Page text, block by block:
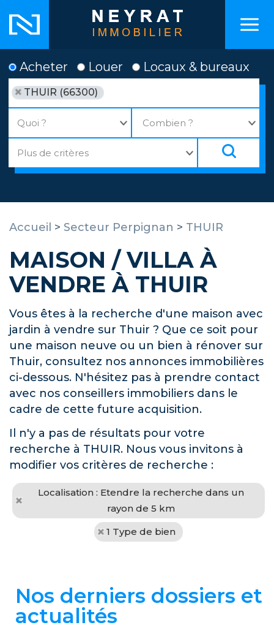
Acheter Louer Locaux & bureaux
THUIR (66300)
Accueil > Secteur Perpignan > THUIR
MAISON / VILLA À
VENDRE À THUIR
Vous êtes à la recherche d'une maison avec
jardin à vendre sur Thuir ? Que ce soit pour
une maison neuve ou un bien à rénover sur
Thuir, consultez nos annonces immobilières
ci-dessous. N'hésitez pas à prendre contact
avec nos conseillers immobiliers dans le
cadre de cette future acquisition.
Il n'y a pas de résultats pour votre
recherche à THUIR. Nous vous invitons à
modifier vos critères de recherche :
Localisation : Etendre la recherche dans un
rayon de 5 km
1 Type de bien
Nos derniers dossiers et
actualités